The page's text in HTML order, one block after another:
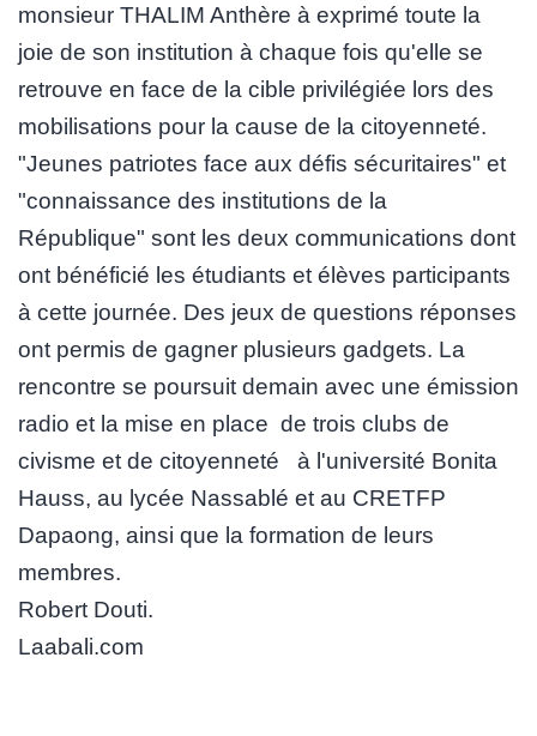
monsieur THALIM Anthère à exprimé toute la
joie de son institution à chaque fois qu'elle se
retrouve en face de la cible privilégiée lors des
mobilisations pour la cause de la citoyenneté.
"Jeunes patriotes face aux défis sécuritaires" et
"connaissance des institutions de la
République" sont les deux communications dont
ont bénéficié les étudiants et élèves participants
à cette journée. Des jeux de questions réponses
ont permis de gagner plusieurs gadgets. La
rencontre se poursuit demain avec une émission
radio et la mise en place de trois clubs de
civisme et de citoyenneté à l'université Bonita
Hauss, au lycée Nassablé et au CRETFP
Dapaong, ainsi que la formation de leurs
membres.
Robert Douti.
Laabali.com